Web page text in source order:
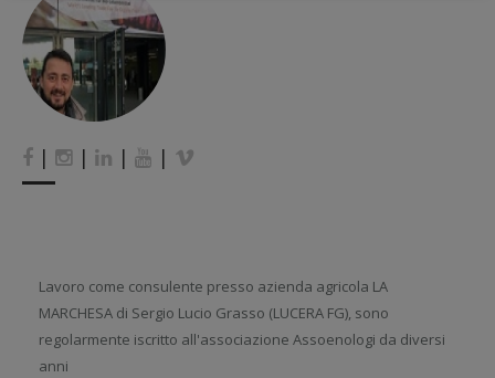
| | | |
Lavoro come consulente presso azienda agricola LA
MARCHESA di Sergio Lucio Grasso (LUCERA FG), sono
regolarmente iscritto all'associazione Assoenologi da diversi
anni